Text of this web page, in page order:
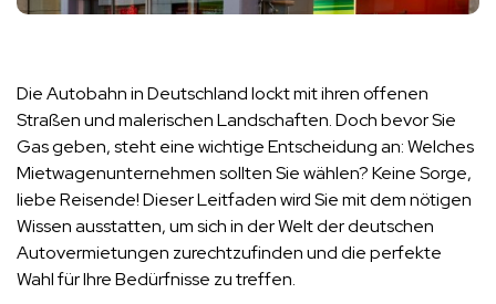
Die Autobahn in Deutschland lockt mit ihren offenen
Straßen und malerischen Landschaften. Doch bevor Sie
Gas geben, steht eine wichtige Entscheidung an: Welches
Mietwagenunternehmen sollten Sie wählen? Keine Sorge,
liebe Reisende! Dieser Leitfaden wird Sie mit dem nötigen
Wissen ausstatten, um sich in der Welt der deutschen
Autovermietungen zurechtzufinden und die perfekte
Wahl für Ihre Bedürfnisse zu treffen.